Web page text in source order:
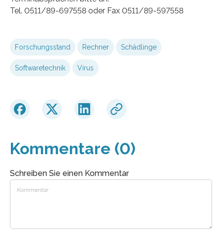
Tel. 0511/89-697558 oder Fax 0511/89-597558
Forschungsstand Rechner Schädlinge
Softwaretechnik Virus
Kommentare (0)
Schreiben Sie einen Kommentar